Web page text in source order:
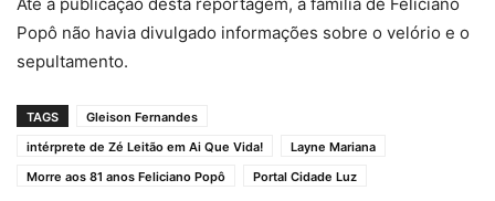
Popô não havia divulgado informações sobre o velório e o
sepultamento.
TAGS
Gleison Fernandes
intérprete de Zé Leitão em Ai Que Vida!
Layne Mariana
Morre aos 81 anos Feliciano Popô
Portal Cidade Luz